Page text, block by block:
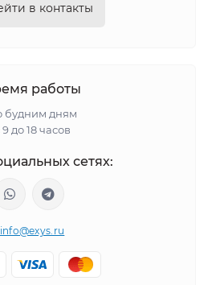
в контакты
работы
будним дням
9 до 18 часов
сетях:
info@exys.ru